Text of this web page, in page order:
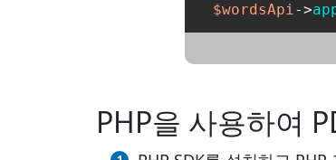
$wordsApi->
PHP을 사용하여